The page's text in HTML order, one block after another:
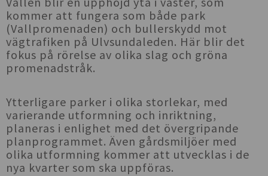
kommer att fungera som både park
(Vallpromenaden) och bullerskydd mot
vägtrafiken på Ulvsundaleden. Här blir det
fokus på rörelse av olika slag och gröna
promenadstråk.
Ytterligare parker i olika storlekar, med
varierande utformning och inriktning,
planeras i enlighet med det övergripande
planprogrammet. Även gårdsmiljöer med
olika utformning kommer att utvecklas i de
nya kvarter som ska uppföras.